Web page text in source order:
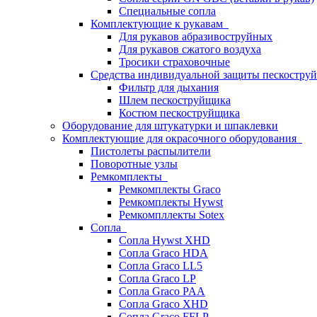
Специальные сопла
Комплектующие к рукавам
Для рукавов абразивоструйных
Для рукавов сжатого воздуха
Тросики страховочные
Средства индивидуальной защиты
Фильтр для дыхания
Шлем пескоструйщика
Костюм пескоструйщика
Оборудование для штукатурки и шпаклевки
Комплектующие для окрасочного оборудования
Пистолеты распылители
Поворотные узлы
Ремкомплекты
Ремкомплекты Graco
Ремкомплекты Hywst
Ремкомпллекты Sotex
Сопла
Сопла Hywst XHD
Сопла Graco HDA
Сопла Graco LL5
Сопла Graco LP
Сопла Graco PAA
Сопла Graco XHD